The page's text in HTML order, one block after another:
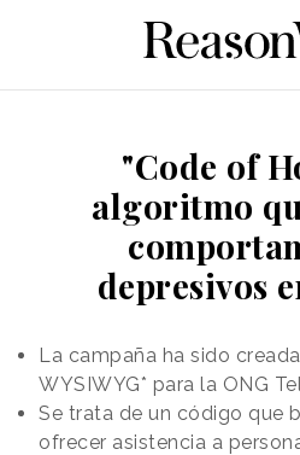
"Code of
algoritmo
depresivos
La campaña ha sido
WYSIWYG* para la ONG
Se trata de un código que
ofrecer asistencia a